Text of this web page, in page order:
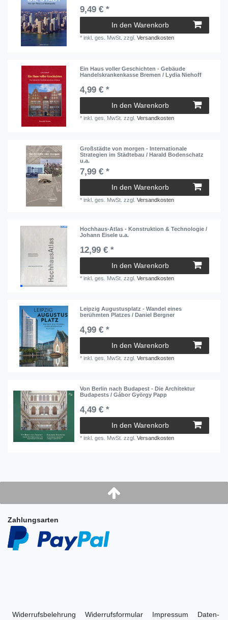
9,49 € *
In den Warenkorb
*inkl. ges. MwSt. zzgl.Versandkosten
Ein Haus voller Geschichten - Gebäude
Handelskrankenkasse Bremen / Lydia Niehoff
4,99 € *
In den Warenkorb
*inkl. ges. MwSt. zzgl.Versandkosten
Großstädte von morgen - Internationale
Strategien im Städtebau / Harald Bodenschatz
u.a.
7,99 € *
In den Warenkorb
*inkl. ges. MwSt. zzgl.Versandkosten
Hochhaus-Atlas - Konstruktion & Technologie /
Johann Eisele u.a.
12,99 € *
In den Warenkorb
*inkl. ges. MwSt. zzgl.Versandkosten
Leipzig Augustusplatz - Wandel eines
berühmten Platzes / Daniel Bergner
4,99 € *
In den Warenkorb
*inkl. ges. MwSt. zzgl.Versandkosten
Von Berlin nach Budapest - Die Architektur
Budapests / Gábor György Papp
4,49 € *
In den Warenkorb
*inkl. ges. MwSt. zzgl.Versandkosten
Zahlungsarten
Widerrufs­belehrung Widerrufs­formular Impressum Daten­